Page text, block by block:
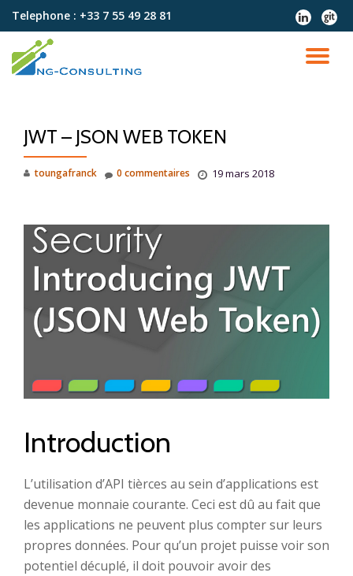
contenu
Telephone : +33 7 55 49 28 81
fa-
linkedin
fa-
git
JWT – JSON WEB TOKEN
toungafranck 19 mars 2018
0 commentaires
Introduction
L’utilisation d’API tièrces au sein d’applications est
devenue monnaie courante. Ceci est dû au fait que
les applications ne peuvent plus compter sur leurs
propres données. Pour qu’un projet puisse voir son
potentiel décuplé, il doit pouvoir avoir des